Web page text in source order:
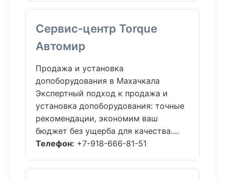
Сервис-центр Torque
Автомир
Продажа и установка
допоборудования в Махачкала
Экспертный подход к продажа и
установка допоборудования: точные
рекомендации, экономим ваш
бюджет без ущерба для качества....
Телефон: +7-918-666-81-51